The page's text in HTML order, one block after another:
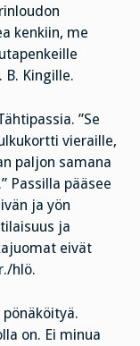
kenkiin, me
Kingille.
”Se
vieraille,
paljon samana
Passilla pääsee
ja yön
ja
eivät
hlö.
on. Ei minua